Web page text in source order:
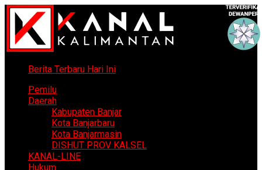
Berita Terbaru Hari Ini
Pemilu
Daerah
Kabupaten Banjar
Kota Banjarbaru
Kota Banjarmasin
DISHUT PROV KALSEL
KANAL-LINE
Hukum